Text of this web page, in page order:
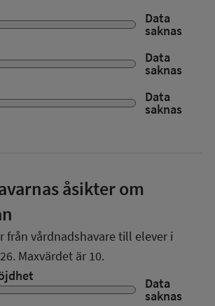
Data
saknas
Data
saknas
Data
saknas
åsikter om
från vårdnadshavare till elever i
. Maxvärdet är 10.
Data
saknas